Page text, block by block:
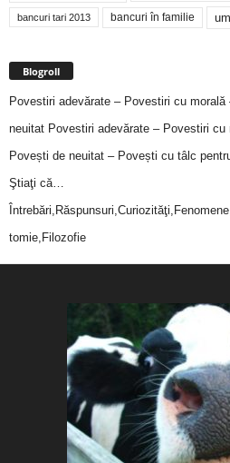
bancuri tari 2013 bancuri în familie
Blogroll
Povestiri adevărate – Povestiri cu
neuitat Povestiri adevărate – Povestiri
Povești de neuitat – Povești cu tâlc
Ştiaţi că…
tomie,Filozofie